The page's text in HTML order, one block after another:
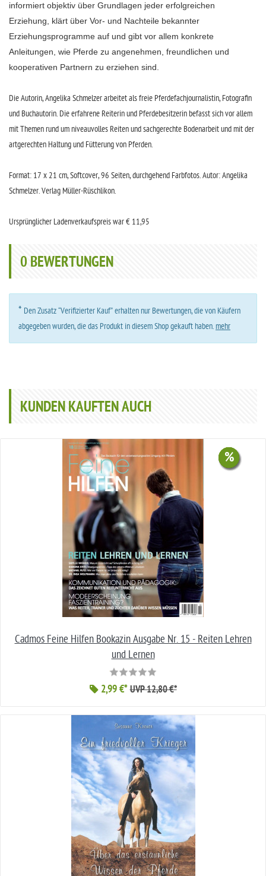
informiert objektiv über Grundlagen jeder erfolgreichen
Erziehung, klärt über Vor- und Nachteile bekannter
Erziehungsprogramme auf und gibt vor allem konkrete
Anleitungen, wie Pferde zu angenehmen, freundlichen und
kooperativen Partnern zu erziehen sind.
Die Autorin, Angelika Schmelzer arbeitet als freie Pferdefachjournalistin, Fotografin
und Buchautorin. Die erfahrene Reiterin und Pferdebesitzerin befasst sich vor allem
mit Themen rund um niveauvolles Reiten und sachgerechte Bodenarbeit und mit der
artgerechten Haltung und Fütterung von Pferden.
Format: 17 x 21 cm, Softcover, 96 Seiten, durchgehend Farbfotos. Autor: Angelika
Schmelzer. Verlag Müller-Rüschlikon.
Ursprünglicher Ladenverkaufspreis war € 11,95
0 BEWERTUNGEN
* Den Zusatz “Verifizierter Kauf” erhalten nur Bewertungen, die von Käufern
abgegeben wurden, die das Produkt in diesem Shop gekauft haben.mehr
KUNDEN KAUFTEN AUCH
Cadmos Feine Hilfen Bookazin Ausgabe Nr. 15 - Reiten Lehren
und Lernen
2,99 €*
%
UVP 12,80 €*
%
%
%
%